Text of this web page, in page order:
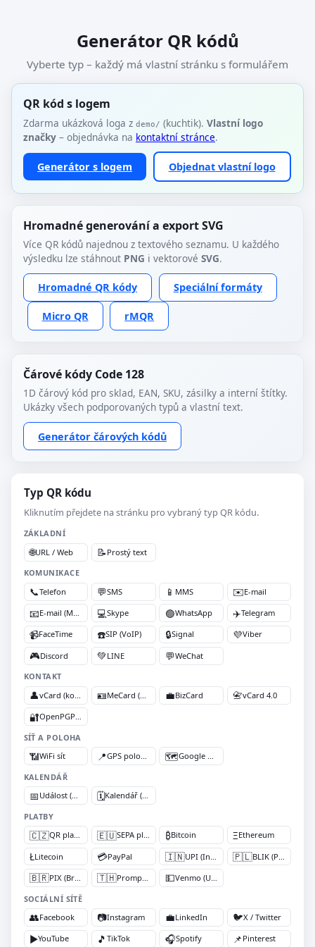
Generátor QR kódů
Vyberte typ – každý má vlastní stránku s formulářem
QR kód s logem
Zdarma ukázková loga z demo/ (kuchtik). Vlastní logo
značky – objednávka na kontaktní stránce.
Generátor s logem Objednat vlastní logo
Hromadné generování a export SVG
Více QR kódů najednou z textového seznamu. U každého
výsledku lze stáhnout PNG i vektorové SVG.
Hromadné QR kódy Speciální formáty
Micro QR rMQR
Čárové kódy Code 128
1D čárový kód pro sklad, EAN, SKU, zásilky a interní štítky.
Ukázky všech podporovaných typů a vlastní text.
Generátor čárových kódů
Typ QR kódu
Kliknutím přejdete na stránku pro vybraný typ QR kódu.
ZÁKLADNÍ
🌐URL / Web 📝 Prostý text
KOMUNIKACE
📞Telefon 💬SMS 📱 MMS ✉️E-mail
📧 E-mail (MATMSG) 💻Skype 🟢WhatsApp ✈️Telegram
📹FaceTime ☎️SIP (VoIP) 🔒Signal 💜Viber
🎮Discord 💚 LINE 💬WeChat
KONTAKT
👤 vCard (kontakt) 🪪 💼BizCard 📇vCard 4.0
🔐
OpenPGP klíč
SÍŤ A POLOHA
📶WiFi síť 📍 GPS poloha (geo:) 🗺️
Google Mapy
KALENDÁŘ
📅 Událost (VEVENT) 🗓️
Kalendář (VCALENDAR)
PLATBY
🇨🇿 QR platba CZ (SPD) 🇪🇺 SEPA platba (EPC) ₿Bitcoin ΞEthereum
ŁLitecoin 💳PayPal 🇮🇳 🇵🇱 BLIK (Polsko)
🇧🇷 PIX (Brazílie) 🇹🇭 💵
Venmo (USA)
SOCIÁLNÍ SÍTĚ
👥Facebook 📷Instagram 💼LinkedIn 🐦X / Twitter
▶️YouTube 🎵TikTok 🎧Spotify 📌 Pinterest